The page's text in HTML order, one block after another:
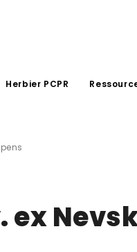
Herbier PCPR
ex